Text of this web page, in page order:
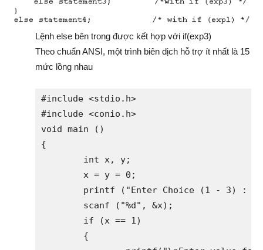
Lệnh else bên trong được kết hợp với if(exp3)
Theo chuẩn ANSI, một trình biên dịch hỗ trợ ít nhất là 15
mức lồng nhau
#include <stdio.h>
#include <conio.h>
void main ()
{